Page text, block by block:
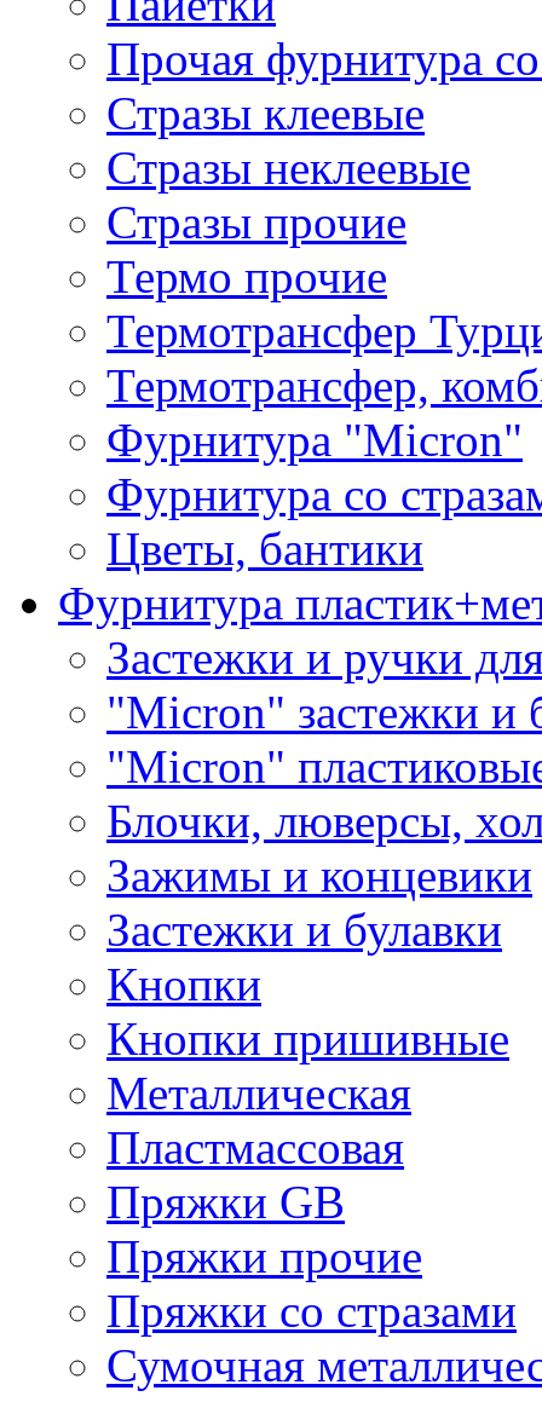
Прочая фурнитура
Стразы клеевые
Стразы неклеевые
Стразы прочие
Термо прочие
Термотрансфер
Термотрансфер,
Фурнитура "Micron"
Фурнитура со
Цветы, бантики
Фурнитура
Застежки и ручки
"Micron" застежки и
"Micron"
Блочки, люверсы,
Зажимы и концевики
Застежки и булавки
Кнопки
Кнопки пришивные
Металлическая
Пластмассовая
Пряжки GB
Пряжки прочие
Пряжки со стразами
Сумочная